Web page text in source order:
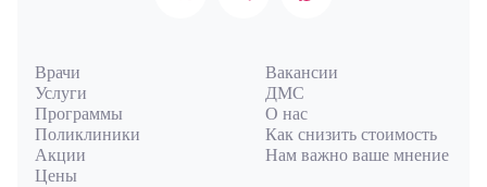
Врачи
Услуги
Программы
Поликлиники
Акции
Цены
Вакансии
ДМС
О нас
Как снизить стоимость
Нам важно ваше мнение